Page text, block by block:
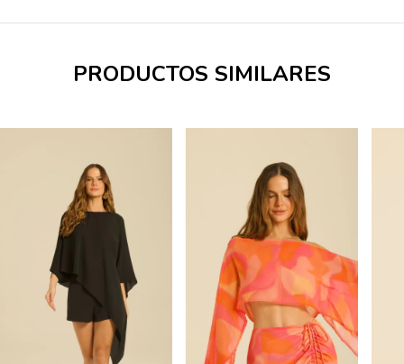
PRODUCTOS SIMILARES